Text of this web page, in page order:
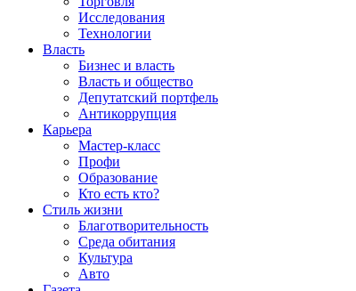
Исследования
Технологии
Власть
Бизнес и власть
Власть и общество
Депутатский портфель
Антикоррупция
Карьера
Мастер-класс
Профи
Образование
Кто есть кто?
Стиль жизни
Благотворительность
Среда обитания
Культура
Авто